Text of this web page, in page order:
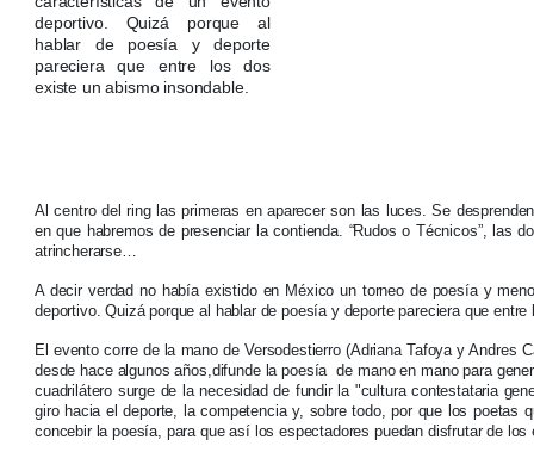
deportivo. Quizá porque al
hablar de poesía y deporte
pareciera que entre los dos
existe un abismo insondable.
Al centro del ring las primeras en aparecer son las luces. Se
en que habremos de presenciar la contienda. “Rudos o Técnicos”, las
atrincherarse…
A decir verdad no había existido en México un torneo de poesía y
deportivo. Quizá porque al hablar de poesía y deporte pareciera que
El evento corre de la mano de Versodestierro (Adriana Tafoya y Andres
desde hace algunos años,difunde la poesía de mano en mano para
cuadrilátero surge de la necesidad de fundir la "cultura contestataria
giro hacia el deporte, la competencia y, sobre todo, por que los poetas
concebir la poesía, para que así los espectadores puedan disfrutar de